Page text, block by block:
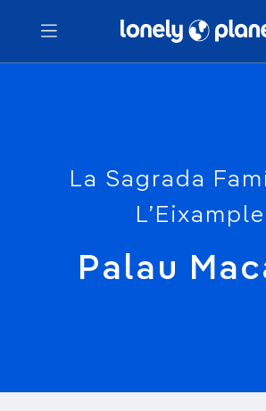
Menu
La Sagrada
L’Eixample
Palau